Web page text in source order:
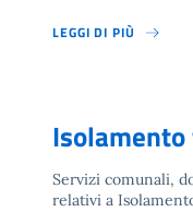
LEGGI DI PIÙ
Servizi comunali,
relativi a